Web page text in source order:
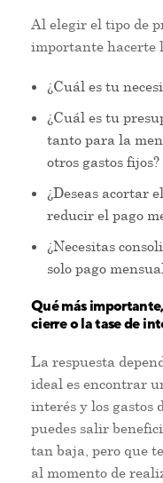
Al elegir el tipo de
importante hacerte
¿Cuál es tu
¿Cuál es tu
tanto para la
otros gastos fijos?
¿Deseas acortar
reducir el pago
¿Necesitas
solo pago
Qué más
cierre o la tase de
La respuesta
ideal es encontrar
interés y los gastos
puedes salir
tan baja, pero que
al momento de